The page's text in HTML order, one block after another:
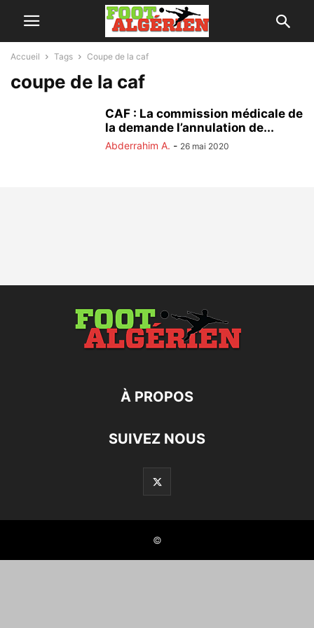
Accueil Tags Coupe de la caf
coupe de la caf
CAF : La commission médicale de
la demande l’annulation de...
Abderrahim A. - 26 mai 2020
À PROPOS
SUIVEZ NOUS
©